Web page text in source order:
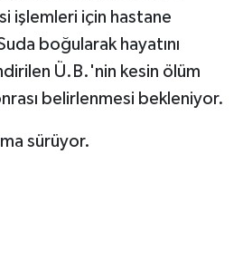
işlemleri için hastane
boğularak hayatını
Ü.B.'nin kesin ölüm
belirlenmesi bekleniyor.
sürüyor.